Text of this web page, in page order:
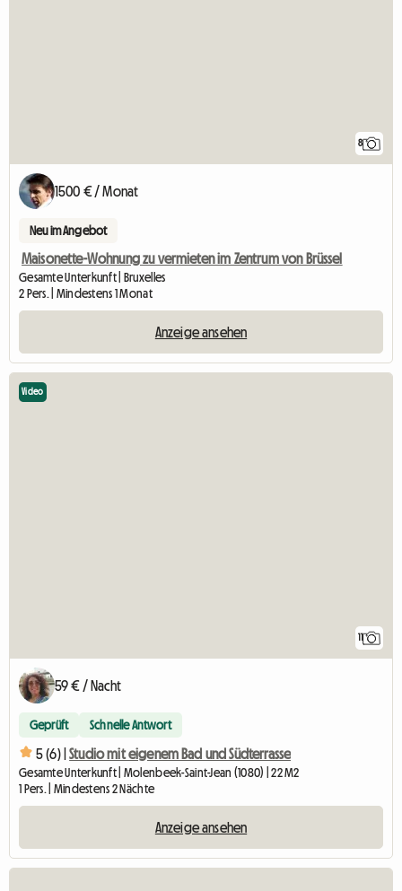
8
1500 € / Monat
Neu im Angebot
Maisonette-Wohnung zu vermieten im Zentrum von Brüssel
Gesamte Unterkunft | Bruxelles
2 Pers. | Mindestens 1 Monat
Anzeige ansehen
Video
59 € / Nacht
Geprüft Schnelle Antwort
5 (6) | Studio mit eigenem Bad und Südterrasse
Gesamte Unterkunft | Molenbeek-Saint-Jean (1080) | 22 M2
1 Pers. | Mindestens 2 Nächte
Anzeige ansehen